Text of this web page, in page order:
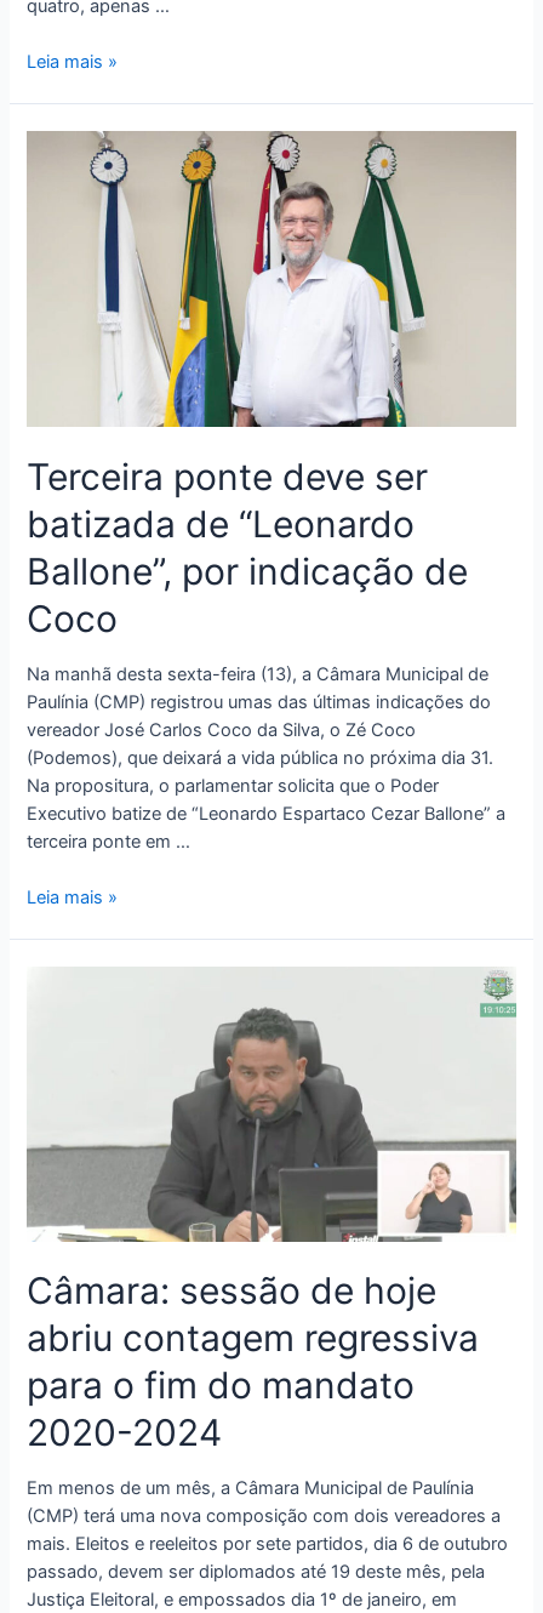
quatro, apenas …
Leia mais »
Terceira ponte deve ser
batizada de “Leonardo
Ballone”, por indicação de
Coco
Na manhã desta sexta-feira (13), a Câmara Municipal de
Paulínia (CMP) registrou umas das últimas indicações do
vereador José Carlos Coco da Silva, o Zé Coco
(Podemos), que deixará a vida pública no próxima dia 31.
Na propositura, o parlamentar solicita que o Poder
Executivo batize de “Leonardo Espartaco Cezar Ballone” a
terceira ponte em …
Leia mais »
Câmara: sessão de hoje
abriu contagem regressiva
para o fim do mandato
2020-2024
Em menos de um mês, a Câmara Municipal de Paulínia
(CMP) terá uma nova composição com dois vereadores a
mais. Eleitos e reeleitos por sete partidos, dia 6 de outubro
passado, devem ser diplomados até 19 deste mês, pela
Justiça Eleitoral, e empossados dia 1º de janeiro, em